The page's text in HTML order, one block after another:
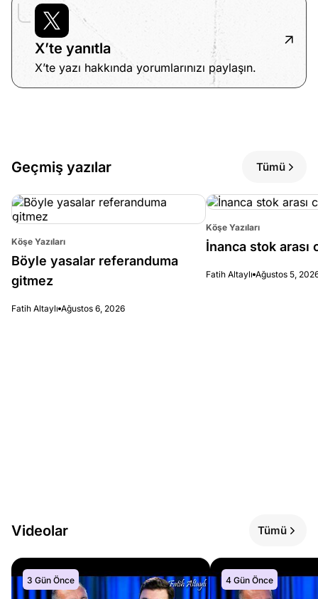
X’te yanıtla
X’te yazı hakkında yorumlarınızı paylaşın.
Geçmiş yazılar Tümü
Köşe Yazıları
Böyle yasalar referanduma
gitmez
Fatih Altaylı Ağustos 6, 2026
Köşe Yazıları
İnanca stok arası
Fatih Altaylı Ağustos 5,
Videolar Tümü
3 Gün Önce 4 Gün Önce